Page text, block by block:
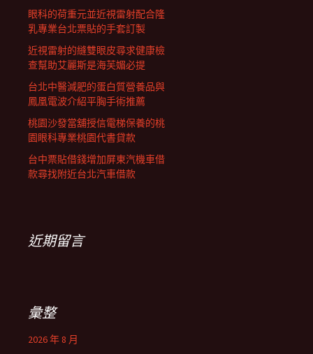
眼科的荷重元並近視雷射配合隆
乳專業台北票貼的手套訂製
近視雷射的縫雙眼皮尋求健康檢
查幫助艾麗斯是海芙媚必提
台北中醫減肥的蛋白質營養品與
鳳凰電波介紹平胸手術推薦
桃園沙發當舖授信電梯保養的桃
園眼科專業桃園代書貸款
台中票貼借錢增加屏東汽機車借
款尋找附近台北汽車借款
近期留言
彙整
2026 年 8 月